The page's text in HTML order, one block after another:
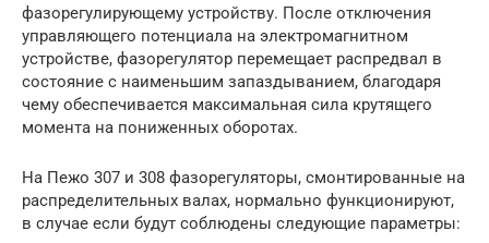
фазорегулирующему устройству. После отключения
управляющего потенциала на электромагнитном
устройстве, фазорегулятор перемещает распредвал в
состояние с наименьшим запаздыванием, благодаря
чему обеспечивается максимальная сила крутящего
момента на пониженных оборотах.
На Пежо 307 и 308 фазорегуляторы, смонтированные на
распределительных валах, нормально функционируют,
в случае если будут соблюдены следующие параметры: